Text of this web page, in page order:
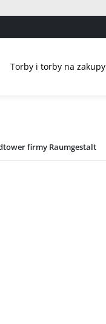
Torby i torby na zakupy
firmy Raumgestalt